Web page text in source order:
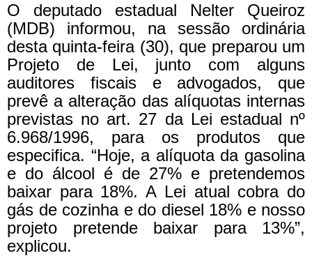
O deputado estadual Nelter Queiroz
(MDB) informou, na sessão ordinária
desta quinta-feira (30), que preparou um
Projeto de Lei, junto com alguns
auditores fiscais e advogados, que
prevê a alteração das alíquotas internas
previstas no art. 27 da Lei estadual nº
6.968/1996, para os produtos que
especifica. “Hoje, a alíquota da gasolina
e do álcool é de 27% e pretendemos
baixar para 18%. A Lei atual cobra do
gás de cozinha e do diesel 18% e nosso
projeto pretende baixar para 13%”,
explicou.